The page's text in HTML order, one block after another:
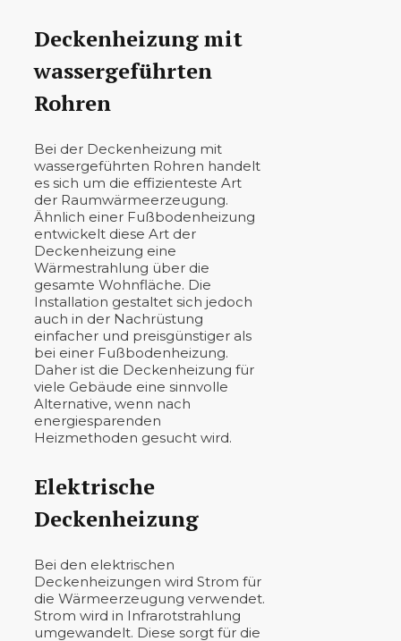
Deckenheizung mit
wassergeführten
Rohren
Bei der Deckenheizung mit
wassergeführten Rohren handelt
es sich um die effizienteste Art
der Raumwärmeerzeugung.
Ähnlich einer Fußbodenheizung
entwickelt diese Art der
Deckenheizung eine
Wärmestrahlung über die
gesamte Wohnfläche. Die
Installation gestaltet sich jedoch
auch in der Nachrüstung
einfacher und preisgünstiger als
bei einer Fußbodenheizung.
Daher ist die Deckenheizung für
viele Gebäude eine sinnvolle
Alternative, wenn nach
energiesparenden
Heizmethoden gesucht wird.
Elektrische
Deckenheizung
Bei den elektrischen
Deckenheizungen wird Strom für
die Wärmeerzeugung verwendet.
Strom wird in Infrarotstrahlung
umgewandelt. Diese sorgt für die